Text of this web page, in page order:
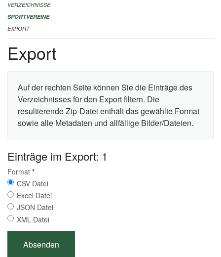
FINANZIELLE UNTERSTÜTZUNG BENÖTIGT?
KONTAKT
VERZEICHNISSE
SPORTVEREINE
EXPORT
Export
Auf der rechten Seite können Sie die Einträge des
Verzeichnisses für den Export filtern. Die
resultierende Zip-Datei enthält das gewählte Format
sowie alle Metadaten und allfällige Bilder/Dateien.
Einträge im Export: 1
Format *
CSV Datei
Excel Datei
JSON Datei
XML Datei